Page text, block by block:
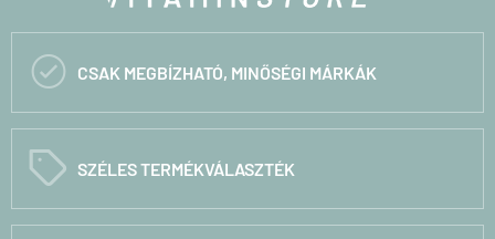
 CSAK MEGBÍZHATÓ, MINŐSÉGI MÁRKÁK
C SZÉLES TERMÉKVÁLASZTÉK